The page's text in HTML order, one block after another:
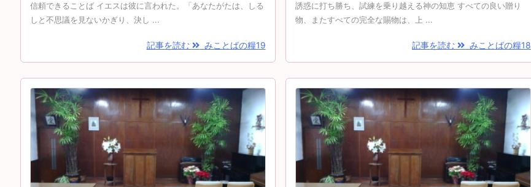
信頼できることば イエスは彼に言われた。「あなたがたは、しる
しと不思議を見ないかぎり、決し ...
記事を読む みことばの糧19
誘惑に打ち勝ち、試練を乗り越える神の知恵 すべての良い贈り
物、またすべての完全な賜物は、上 ...
記事を読む みことばの糧18